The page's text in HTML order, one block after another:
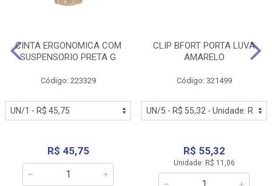
CINTA ERGONOMICA COM
SUSPENSORIO PRETA G
Código: 223329
R$ 45,75
CLIP BFORT PORTA LUVA
AMARELO
Código: 321499
R$ 55,32
Unidade: R$ 11,06